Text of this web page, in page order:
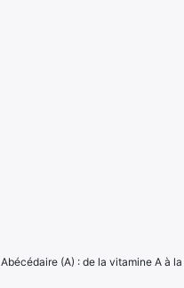
Abécédaire (A) : de la vitamine A à la